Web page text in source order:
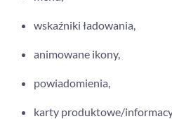
wskaźniki ładowania,
animowane ikony,
powiadomienia,
karty produktowe/